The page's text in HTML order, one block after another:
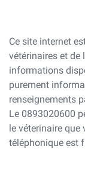
Ce site internet
vétérinaires et de
informations
purement
renseignements
Le 0893020600
le véterinaire que
téléphonique est